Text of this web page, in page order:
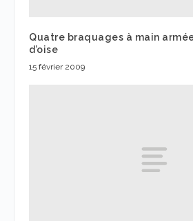
Quatre braquages à main
d’oise
15 février 2009